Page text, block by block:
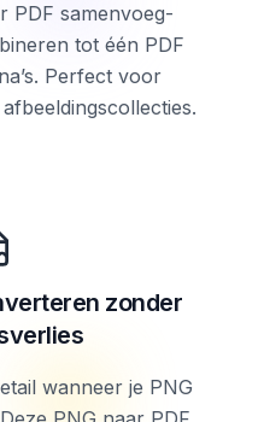
PDF samenvoeg-
tot één PDF
Perfect voor
zonder
wanneer je PNG